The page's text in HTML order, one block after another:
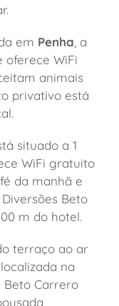
em Penha , a
oferece WiFi
animais
privativo está
situado a 1
WiFi gratuito
da manhã e
Beto
m do hotel.
terraço ao ar
na
Beto Carrero